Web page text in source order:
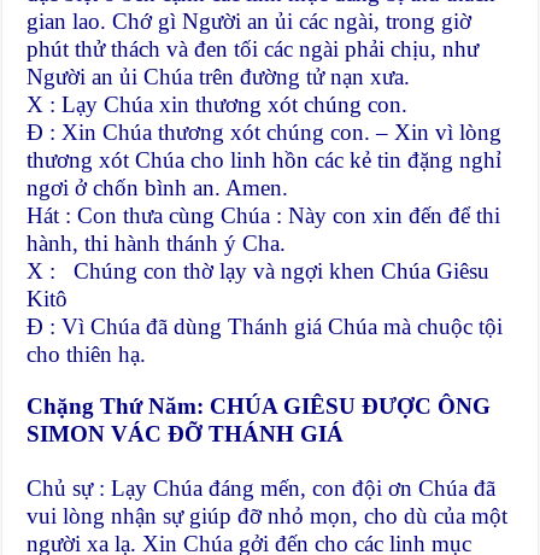
gian lao. Chớ gì Người an ủi các ngài, trong giờ
phút thử thách và đen tối các ngài phải chịu, như
Người an ủi Chúa trên đường tử nạn xưa.
X : Lạy Chúa xin thương xót chúng con.
Đ : Xin Chúa thương xót chúng con. – Xin vì lòng
thương xót Chúa cho linh hồn các kẻ tin đặng nghỉ
ngơi ở chốn bình an. Amen.
Hát : Con thưa cùng Chúa : Này con xin đến để thi
hành, thi hành thánh ý Cha.
X : Chúng con thờ lạy và ngợi khen Chúa Giêsu
Kitô
Đ : Vì Chúa đã dùng Thánh giá Chúa mà chuộc tội
cho thiên hạ.
Chặng Thứ Năm: CHÚA GIÊSU ĐƯỢC ÔNG
SIMON VÁC ĐỠ THÁNH GIÁ
Chủ sự : Lạy Chúa đáng mến, con đội ơn Chúa đã
vui lòng nhận sự giúp đỡ nhỏ mọn, cho dù của một
người xa lạ. Xin Chúa gởi đến cho các linh mục